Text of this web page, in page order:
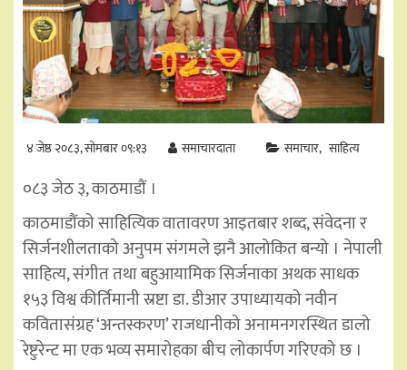
४ जेष्ठ २०८३, सोमबार ०९:१३ समाचारदाता समाचार साहित्य
०८३ जेठ ३, काठमाडौं ।
काठमाडौंको साहित्यिक वातावरण आइतबार शब्द, संवेदना र
सिर्जनशीलताको अनुपम संगमले झनै आलोकित बन्यो । नेपाली
साहित्य, संगीत तथा बहुआयामिक सिर्जनाका अथक साधक
१५३ विश्व कीर्तिमानी स्रष्टा डा. डीआर उपाध्यायको नवीन
कवितासंग्रह ‘अन्तस्करण’ राजधानीको अनामनगरस्थित डालो
रेष्टुरेन्ट मा एक भव्य समारोहका बीच लोकार्पण गरिएको छ ।